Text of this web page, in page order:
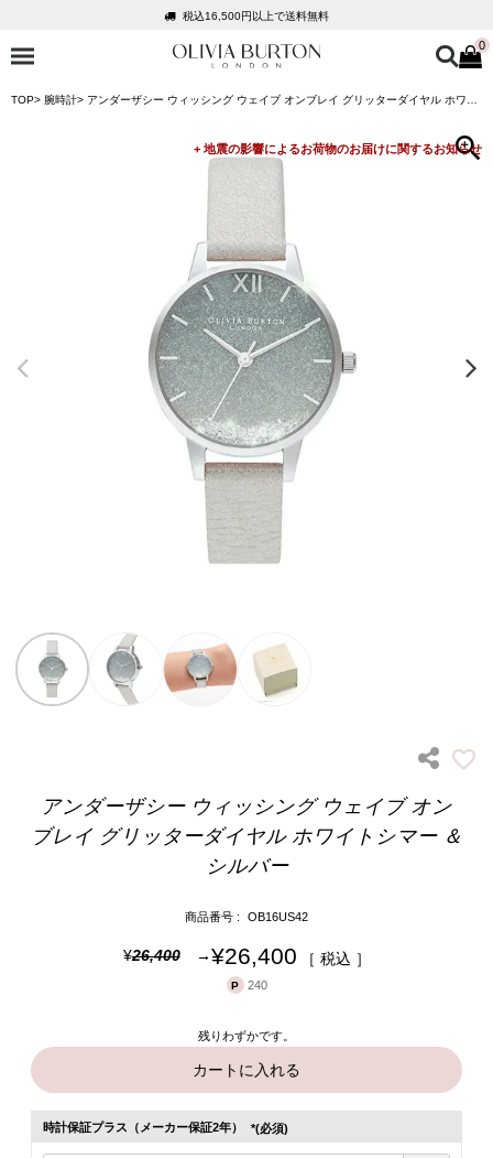
税込16,500円以上で送料無料
会員登録で1,000円分のポイントプレゼント
税込16,500円以上で送料無料
公式パッケージでお届け
0
TOP 腕時計 アンダーザシー ウィッシング ウェイブ オンブレイ グリッターダイヤル ホワイトシマー ＆ シルバー
アンダーザシー ウィッシング ウェイブ オン
ブレイ グリッターダイヤル ホワイトシマー ＆
シルバー
商品番号 OB16US42
¥26,400 ¥26,400 税込
240
残りわずかです。
カートに入れる
時計保証プラス（メーカー保証2年） (必須)